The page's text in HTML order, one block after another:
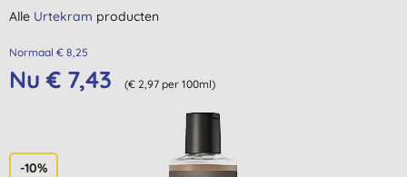
Alle Urtekram producten
Normaal € 8,25
Nu € 7,43 (€ 2,97 per 100ml)
-10%